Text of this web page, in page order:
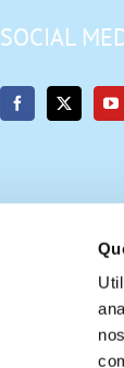
SOCIAL